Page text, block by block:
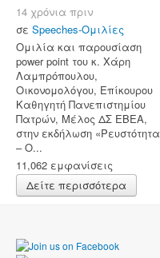
14 χρόνια πριν
σε Speeches-Ομιλίες
Ομιλία και παρουσίαση
power point του κ. Χάρη
Λαμπρόπουλου,
Οικονομολόγου, Επίκουρου
Καθηγητή Πανεπιστημίου
Πατρών, Μέλος ΔΣ ΕΒΕΑ,
στην εκδήλωση «Ρευστότητα
– Ο...
11,062 εμφανίσεις
Δείτε περισσότερα